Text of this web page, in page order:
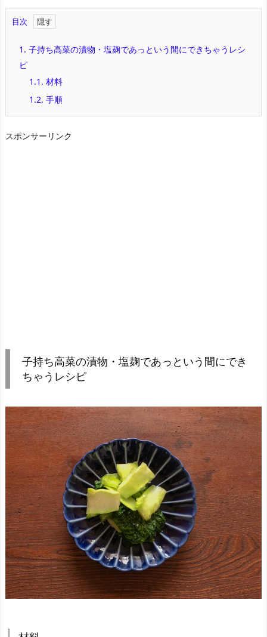
目次
1. 子持ち高菜の漬物・塩麹であっという間にできちゃうレシ
ピ
1.1. 材料
1.2. 手順
スポンサーリンク
子持ち高菜の漬物・塩麹であっという間にでき
ちゃうレシピ